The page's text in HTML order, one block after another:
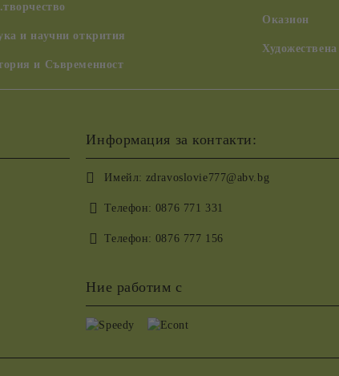
и научни открития
и Съвременност
Оказион
Информация за контакти:
Имейл: zdravoslovie777@abv.bg
Телефон: 0876 771 331
Телефон: 0876 777 156
Ние работим с